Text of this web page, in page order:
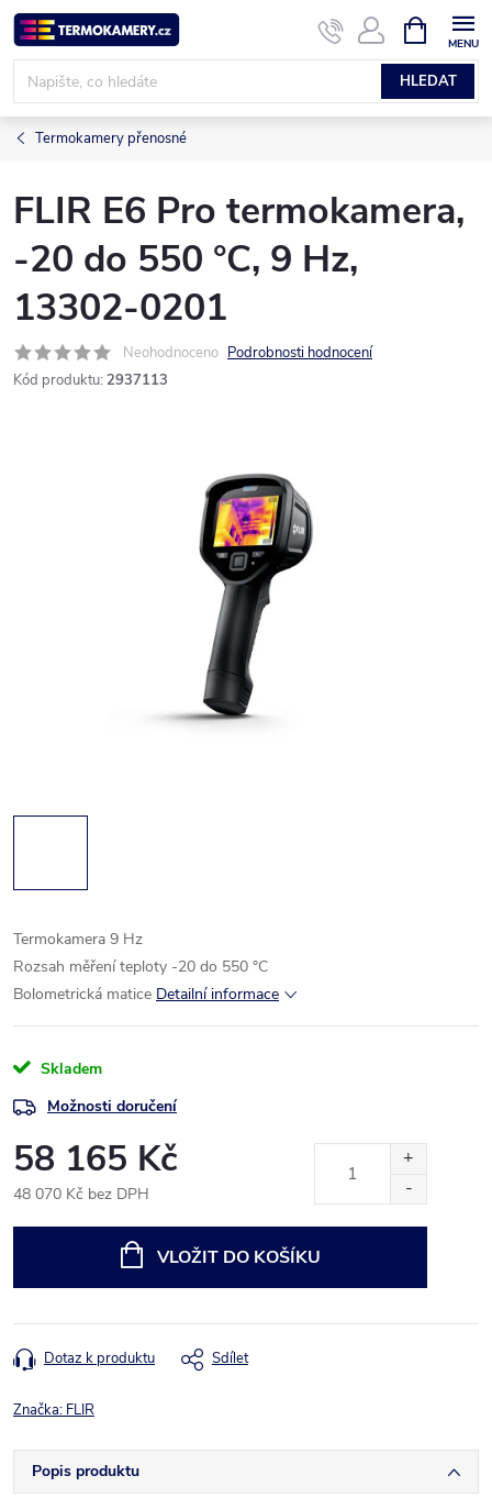
Přejít
na
obsah
HLEDAT
NÁKUPNÍ
KOŠÍK
Termokamery přenosné
FLIR E6 Pro termokamera,
-20 do 550 °C, 9 Hz,
13302-0201
Neohodnoceno Podrobnosti hodnocení
Kód produktu: 2937113
Termokamera 9 Hz
Rozsah měření teploty -20 do 550 °C
Bolometrická matice Detailní informace
Skladem
Možnosti doručení
58 165 Kč
48 070 Kč bez DPH
VLOŽIT DO KOŠÍKU
Dotaz k produktu Sdílet
Značka: FLIR
Popis produktu